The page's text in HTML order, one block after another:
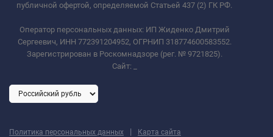
публичной офертой, определяемой Статьей 437 (2) ГК РФ.
Оператор персональных данных: ИП Жиденко Дмитрий
Сергеевич, ИНН 772391204952, ОГРНИП 318774600583552.
Зарегистрирован в Роскомнадзоре (рег. № 9721825).
Сайт:
Политика персональных данных | Карта сайта